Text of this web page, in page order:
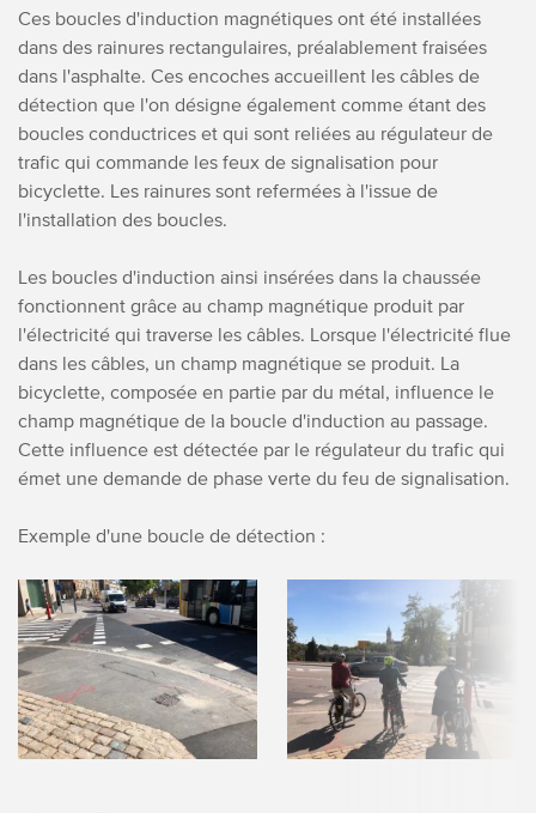
Ces boucles d'induction magnétiques ont été installées
dans des rainures rectangulaires, préalablement fraisées
dans l'asphalte. Ces encoches accueillent les câbles de
détection que l'on désigne également comme étant des
boucles conductrices et qui sont reliées au régulateur de
trafic qui commande les feux de signalisation pour
bicyclette. Les rainures sont refermées à l'issue de
l'installation des boucles.
Les boucles d'induction ainsi insérées dans la chaussée
fonctionnent grâce au champ magnétique produit par
l'électricité qui traverse les câbles. Lorsque l'électricité flue
dans les câbles, un champ magnétique se produit. La
bicyclette, composée en partie par du métal, influence le
champ magnétique de la boucle d'induction au passage.
Cette influence est détectée par le régulateur du trafic qui
émet une demande de phase verte du feu de signalisation.
Exemple d'une boucle de détection :